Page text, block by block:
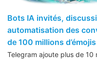
Bots IA invités,
automatisation des
de 100 millions
Telegram ajoute plus de